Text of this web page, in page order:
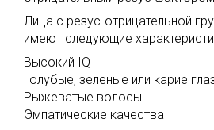
Лица с резус-отрицательной
имеют следующие
Высокий IQ
Голубые, зеленые или карие
Рыжеватые волосы
Эмпатические качества